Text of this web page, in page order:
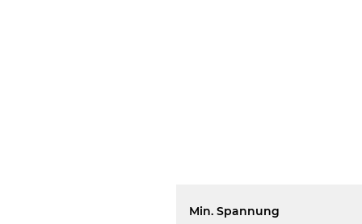
Min. Spannung